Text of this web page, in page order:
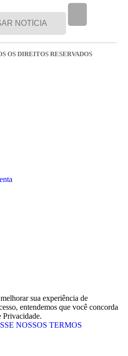
OS DIREITOS RESERVADOS
sua experiência de
entendemos que você concorda
Privacidade.
NOSSOS TERMOS